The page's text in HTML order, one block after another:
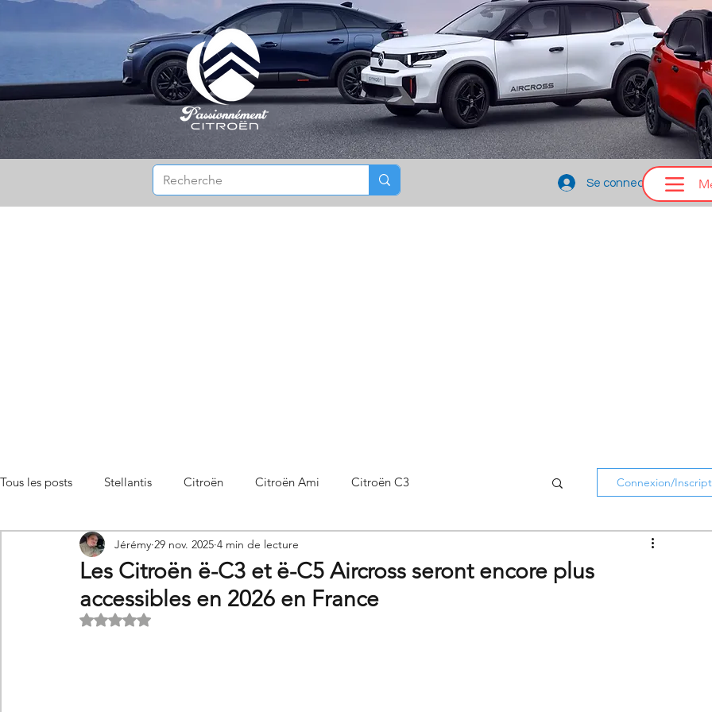
Se connecter
Tous les posts Stellantis Citroën Citroën Ami Citroën C3
Citroën C3 Aircross Citroën C4 Citroën C4 X
Citroën C5 X Citroën Berlingo Citroën Basalt Citroën Holidays
Connexion/
Les Citroën ë-C3 et ë-C5 Aircross seront encore plus
accessibles en 2026 en France
Jérémy 29 nov. 2025 4 min de lecture
Noté NaN étoiles sur 5.